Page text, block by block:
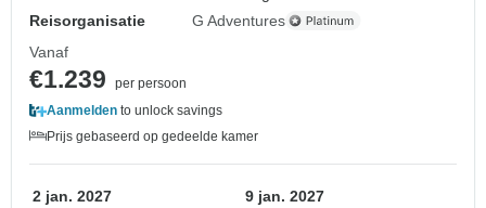
Reisorganisatie
G Adventures
Vanaf
€1.239
per persoon
Aanmelden to unlock savings
Prijs gebaseerd op gedeelde kamer
2 jan. 2027 9 jan. 2027